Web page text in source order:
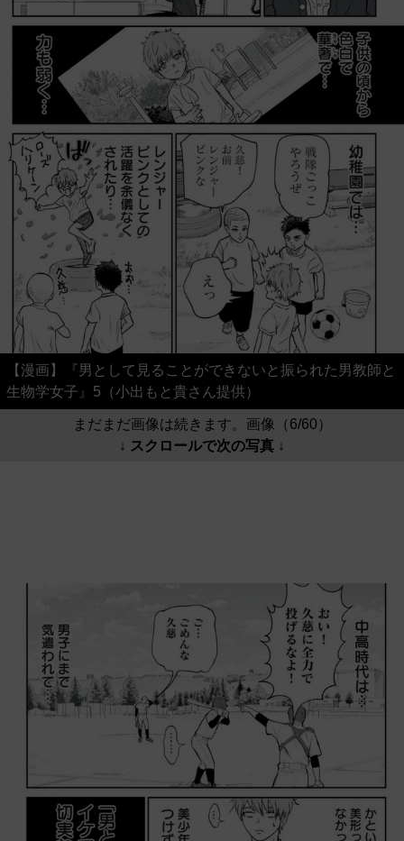
【漫画】『男として見ることができないと振られた男教師と
生物学女子』5（小出もと貴さん提供）
まだまだ画像は続きます。画像（6/60）
↓ スクロールで次の写真 ↓